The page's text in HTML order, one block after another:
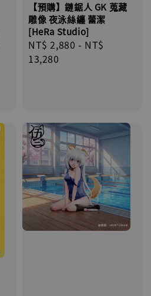
【預購】鏈鋸人 GK 蒐藏
雕像 夜泳絲纏 蕾潔
[HeRa Studio]
Regular
price
NT$ 2,880 - NT$
13,280